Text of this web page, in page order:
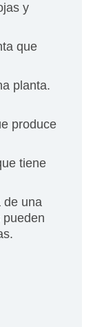
y
que
planta.
produce
tiene
de una